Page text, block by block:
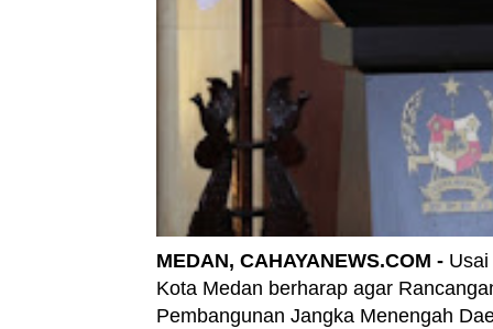
MEDAN, CAHAYANEWS.COM -
Kota Medan berharap agar
Pembangunan Jangka Menengah